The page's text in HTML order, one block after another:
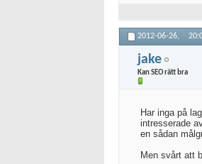
2012-06-26,
jake
Kan SEO rätt bra
Har inga på
intresserade
en sådan
Men svårt att